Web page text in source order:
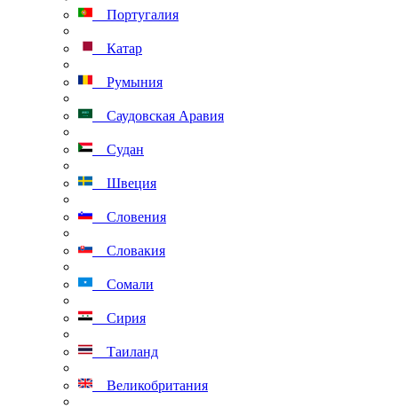
Португалия
Катар
Румыния
Саудовская Аравия
Судан
Швеция
Словения
Словакия
Сомали
Сирия
Таиланд
Великобритания